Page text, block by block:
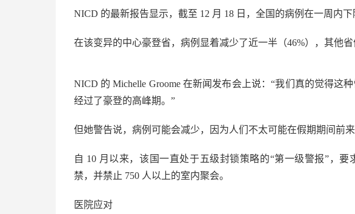
NICD 的最新报告显示，截至 12 月 18 日，全国的病例在一周内下
在该变异的中心豪登省，病例显着减少了近一半（46%），其他省
NICD 的 Michelle Groome 在新闻发布会上说：“我们真的觉得这
经过了豪登的高峰期。”
但她警告说，病例可能会减少，因为人们不太可能在假期期间前来
自 10 月以来，该国一直处于五级封锁策略的“第一级警报”，
禁，并禁止 750 人以上的室内聚会。
医院应对